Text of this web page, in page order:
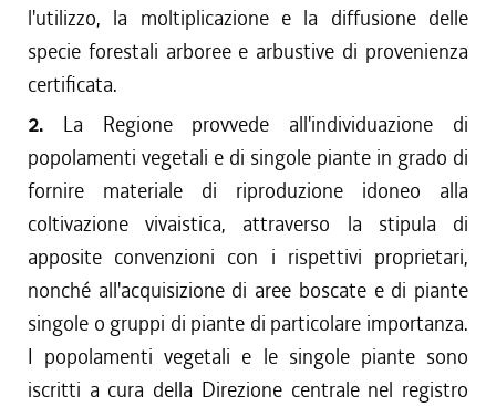
l'utilizzo, la moltiplicazione e la diffusione delle
specie forestali arboree e arbustive di provenienza
certificata.
2. La Regione provvede all'individuazione di
popolamenti vegetali e di singole piante in grado di
fornire materiale di riproduzione idoneo alla
coltivazione vivaistica, attraverso la stipula di
apposite convenzioni con i rispettivi proprietari,
nonché all'acquisizione di aree boscate e di piante
singole o gruppi di piante di particolare importanza.
I popolamenti vegetali e le singole piante sono
iscritti a cura della Direzione centrale nel registro